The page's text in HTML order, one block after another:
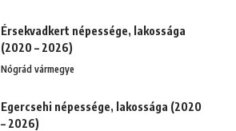
Érsekvadkert népessége, lakossága
(2020 – 2026)
Nógrád vármegye
Egercsehi népessége, lakossága (2020
– 2026)